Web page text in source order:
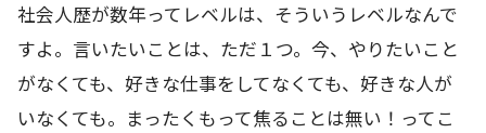
社会人歴が数年ってレベルは、そういうレベルなんで
すよ。言いたいことは、ただ１つ。今、やりたいこと
がなくても、好きな仕事をしてなくても、好きな人が
いなくても。まったくもって焦ることは無い！ってこ